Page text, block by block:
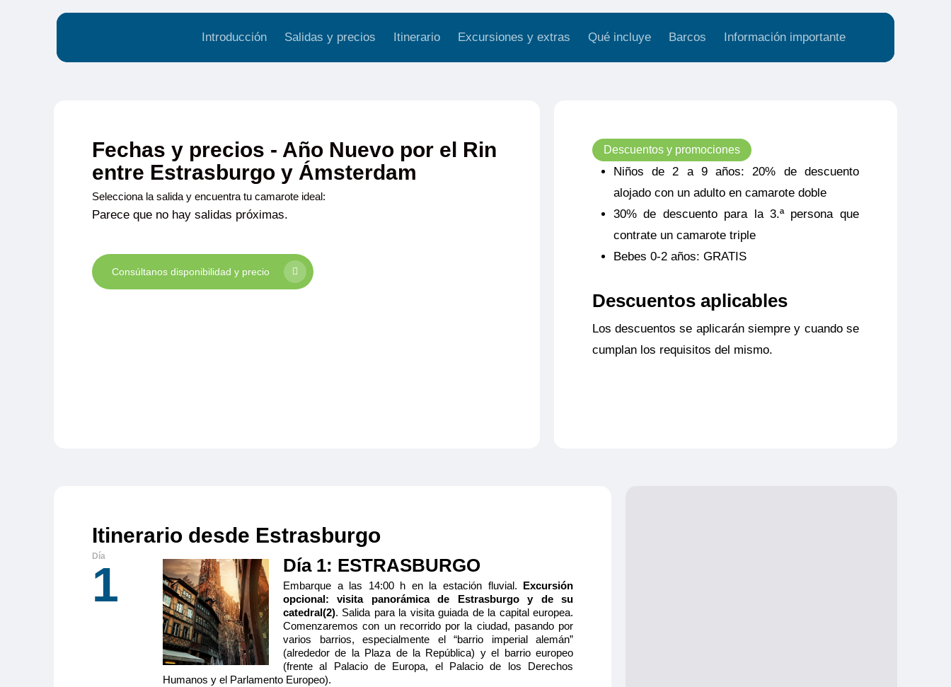
Introducción Salidas y precios Itinerario Excursiones y extras Qué incluye Barcos Información importante
Fechas y precios - Año Nuevo por el Rin
entre Estrasburgo y Ámsterdam
Selecciona la salida y encuentra tu camarote ideal:
Parece que no hay salidas próximas.
Consúltanos disponibilidad y precio
Descuentos y promociones
Niños de 2 a 9 años: 20% de descuento
alojado con un adulto en camarote doble
30% de descuento para la 3.ª persona que
contrate un camarote triple
Bebes 0-2 años: GRATIS
Descuentos aplicables
Los descuentos se aplicarán siempre y cuando se
cumplan los requisitos del mismo.
Itinerario desde Estrasburgo
1 Día 1: ESTRASBURGO
Embarque a las 14:00 h en la estación fluvial. Excursión
opcional: visita panorámica de Estrasburgo y de su
catedral(2). Salida para la visita guiada de la capital europea.
Comenzaremos con un recorrido por la ciudad, pasando por
varios barrios, especialmente el “barrio imperial alemán”
(alrededor de la Plaza de la República) y el barrio europeo
(frente al Palacio de Europa, el Palacio de los Derechos
Humanos y el Parlamento Europeo).